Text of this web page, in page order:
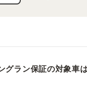
グラン保証の対象車